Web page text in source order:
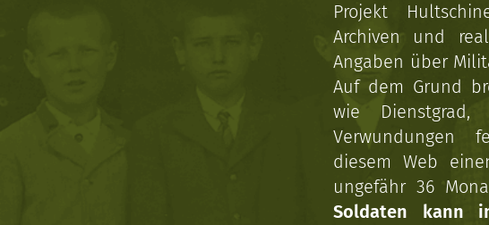
Projekt
Archiven und
Angaben über
Auf dem Grund
wie Dienstgrad,
Verwundungen
diesem Web
ungefähr 36
Soldaten kann